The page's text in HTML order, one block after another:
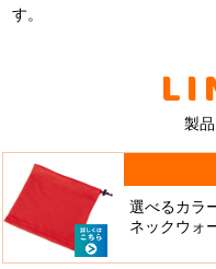
す。
製
選べるカラ
ネックウォ